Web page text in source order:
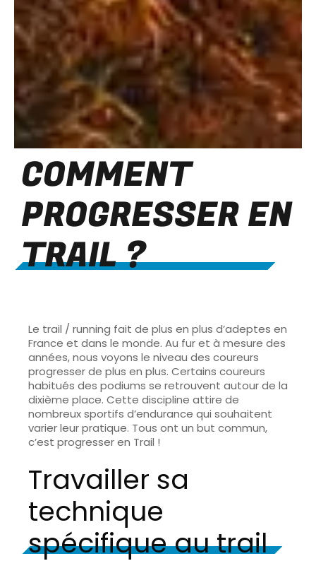
COMMENT
PROGRESSER EN
TRAIL ?
Le trail / running fait de plus en plus d’adeptes en
France et dans le monde. Au fur et à mesure des
années, nous voyons le niveau des coureurs
progresser de plus en plus. Certains coureurs
habitués des podiums se retrouvent autour de la
dixième place. Cette discipline attire de
nombreux sportifs d’endurance qui souhaitent
varier leur pratique. Tous ont un but commun,
c’est progresser en Trail !
Travailler sa
technique
spécifique au trail